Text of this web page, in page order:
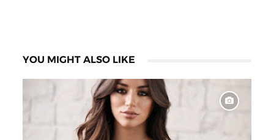
YOU MIGHT ALSO LIKE